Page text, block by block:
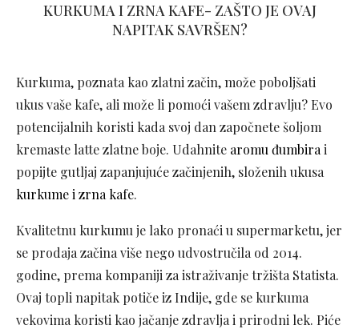
KURKUMA I ZRNA KAFE- ZAŠTO JE OVAJ
NAPITAK SAVRŠEN?
Kurkuma, poznata kao zlatni začin, može poboljšati
ukus vaše kafe, ali može li pomoći vašem zdravlju? Evo
potencijalnih koristi kada svoj dan započnete šoljom
kremaste latte zlatne boje. Udahnite aromu đumbirai
popijte gutljaj zapanjujuće začinjenih, složenih ukusa
kurkume i zrna kafe.
Kvalitetnu kurkumu je lako pronaći u supermarketu, jer
se prodaja začina više nego udvostručila od 2014.
godine, prema kompaniji za istraživanje tržišta Statista.
Ovaj topli napitak potiče iz Indije, gde se kurkuma
vekovima koristi kao jačanje zdravlja i prirodni lek. Piće